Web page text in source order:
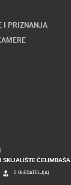
I PRIZNANJA
SKIJALIŠTE ČELIMBAŠA
0 GLEDATELJ(A)